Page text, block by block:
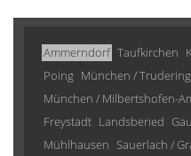
Ammerndorf Taufkirchen
Poing München / Trudering
München / Milbertshofen-
Freystadt Landsberied
Mühlhausen Sauerlach /